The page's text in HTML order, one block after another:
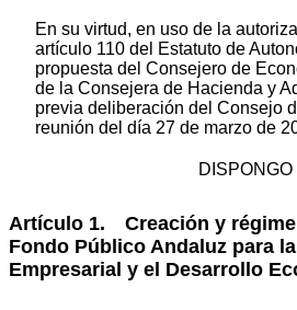
En su virtud, en uso de la
artículo 110 del Estatuto de
propuesta del Consejero de
de la Consejera de Hacienda y
previa deliberación del Consejo
reunión del día 27 de marzo de
DISPONGO
Artículo 1. Creación y
Fondo Público Andaluz para
Empresarial y el Desarrollo